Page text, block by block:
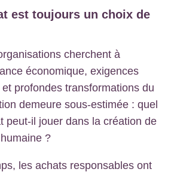
est toujours un choix de
cherchent à
économique, exigences
profondes transformations du
demeure sous-estimée : quel
peut-il jouer dans la création de
?
les achats responsables ont